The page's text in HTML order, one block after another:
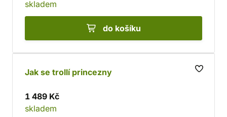
skladem
do košíku
Jak se trollí princezny
1 489 Kč
skladem